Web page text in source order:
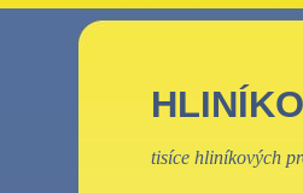
tisíce hliníkových